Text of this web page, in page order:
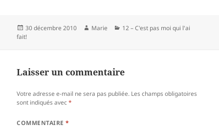
c
e
o
o
k
es
itt
er a
er
Publié
le
30 décembre 2010 Auteur
Marie Catégories
12 – C'est pas moi qui l'ai
fait!
Laisser un commentaire
Votre adresse e-mail ne sera pas publiée. Les champs obligatoires
sont indiqués avec*
COMMENTAIRE*